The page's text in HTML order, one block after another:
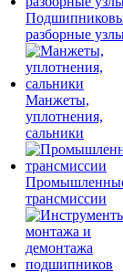
разборные
Манжеты,
уплотнения,
сальники
трансмиссии